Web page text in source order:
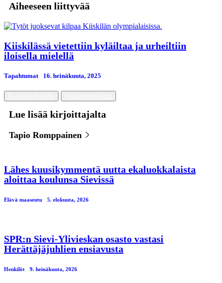
Aiheeseen liittyvää
Kiiskilässä vietettiin kyläiltaa ja urheiltiin
iloisella mielellä
Tapahtumat 16. heinäkuuta, 2025
Lue lisää kirjoittajalta
Tapio Romppainen
Lähes kuusikymmentä uutta ekaluokkalaista
aloittaa koulunsa Sievissä
Elävä maaseutu 5. elokuuta, 2026
SPR:n Sievi-Ylivieskan osasto vastasi
Herättäjäjuhlien ensiavusta
Henkilöt 9. heinäkuuta, 2026